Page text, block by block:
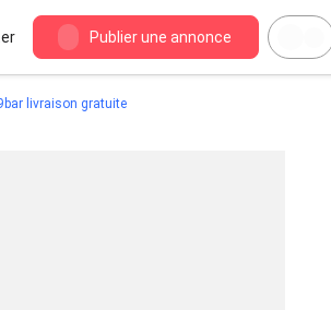
Publier une annonce
livraison gratuite